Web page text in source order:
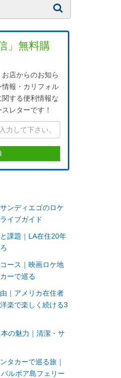
」無料購
お店からのお知ら
報・カリフォル
する便利情報な
レターです！
ンディエゴのロケ
イブガイド
課題｜LA在住20年
ース｜映画ロケ地
ーで巡る
｜アメリカ在住者
楽で楽しく続ける3
の魅力｜清潔・サ
タカーで巡る旅｜
ルボア島フェリー